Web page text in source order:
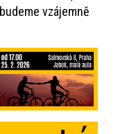
vzájemně